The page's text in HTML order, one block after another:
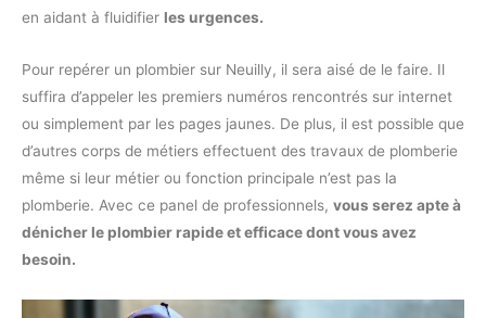
en aidant à fluidifier les urgences.
Pour repérer un plombier sur Neuilly, il sera aisé de le faire. Il
suffira d’appeler les premiers numéros rencontrés sur internet
ou simplement par les pages jaunes. De plus, il est possible que
d’autres corps de métiers effectuent des travaux de plomberie
même si leur métier ou fonction principale n’est pas la
plomberie. Avec ce panel de professionnels, vous serez apte à
dénicher le plombier rapide et efficace dont vous avez
besoin.